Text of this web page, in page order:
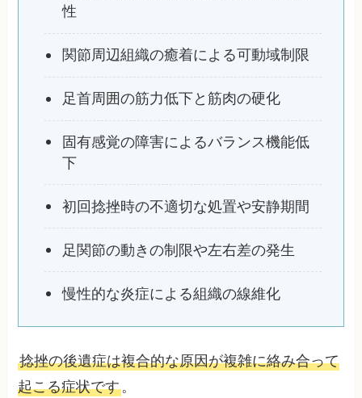
性
関節周辺組織の癒着による可動域制限
足首周囲の筋力低下と筋肉の硬化
固有感覚の障害によるバランス機能低
下
初回捻挫時の不適切な処置や安静期間
足関節の動きの制限や左右差の発生
慢性的な炎症による組織の線維化
捻挫の後遺症は複合的な原因が複雑に絡み合って
起こる症状です。